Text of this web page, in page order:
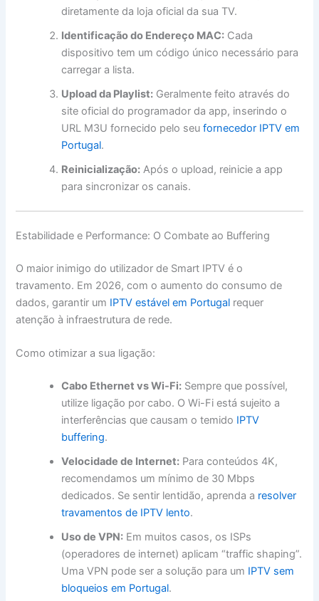
diretamente da loja oficial da sua TV.
Identificação do Endereço MAC: Cada
dispositivo tem um código único necessário para
carregar a lista.
Upload da Playlist: Geralmente feito através do
site oficial do programador da app, inserindo o
URL M3U fornecido pelo seufornecedor IPTV em
Portugal.
Reinicialização: Após o upload, reinicie a app
para sincronizar os canais.
Estabilidade e Performance: O Combate ao Buffering
O maior inimigo do utilizador de Smart IPTV é o
travamento. Em 2026, com o aumento do consumo de
dados, garantir um IPTV estável em Portugal requer
atenção à infraestrutura de rede.
Como otimizar a sua ligação:
Cabo Ethernet vs Wi-Fi: Sempre que possível,
utilize ligação por cabo. O Wi-Fi está sujeito a
interferências que causam o temido IPTV
buffering.
Velocidade de Internet: Para conteúdos 4K,
recomendamos um mínimo de 30 Mbps
dedicados. Se sentir lentidão, aprenda a resolver
travamentos de IPTV lento.
Uso de VPN: Em muitos casos, os ISPs
(operadores de internet) aplicam “traffic shaping”.
Uma VPN pode ser a solução para um IPTV sem
bloqueios em Portugal.